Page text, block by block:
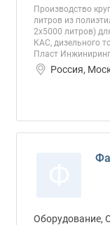
Производство
литров из
2х5000 литров)
КАС, дизельного
Пласт
Россия,
Оборудование,